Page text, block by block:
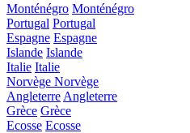
Monténégro Monténégro
Portugal Portugal
Espagne Espagne
Islande Islande
Italie Italie
Norvège Norvège
Angleterre Angleterre
Grèce Grèce
Ecosse Ecosse